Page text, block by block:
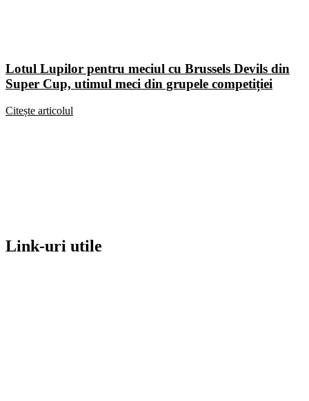
Lotul Lupilor pentru meciul cu Brussels Devils din
Super Cup, utimul meci din grupele competiției
Citește articolul
Link-uri utile